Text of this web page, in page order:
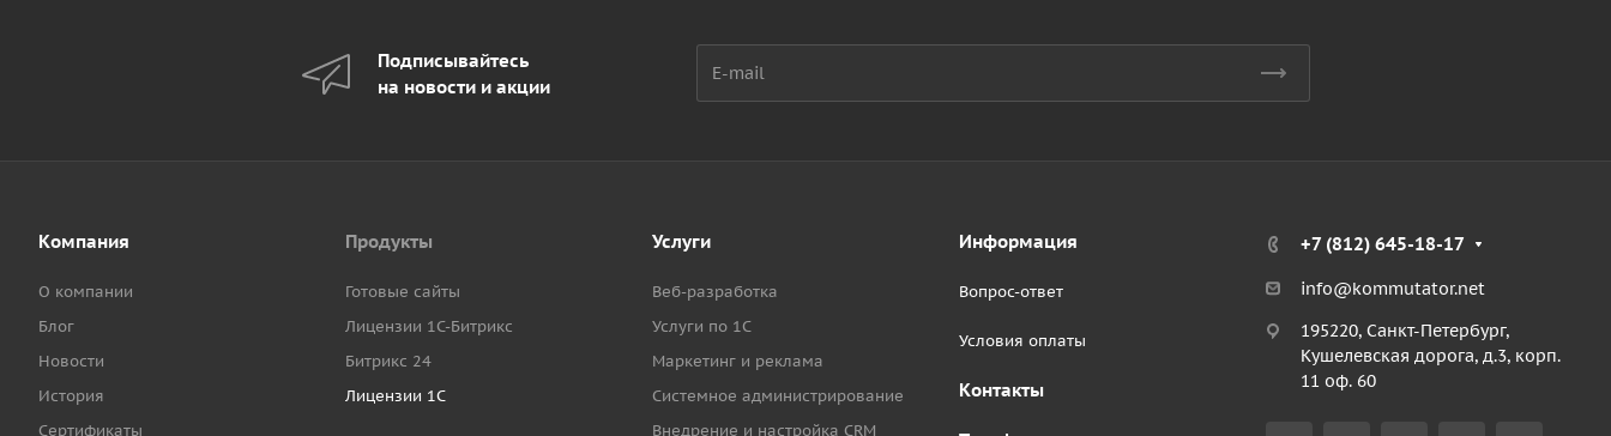
Подписывайтесь
на новости и акции
Компания
О компании
Блог
Новости
История
Сертификаты
Продукты
Готовые сайты
Лицензии 1С-Битрикс
Битрикс 24
Лицензии 1С
Услуги
Веб-разработка
Услуги по 1С
Маркетинг и реклама
Системное администрирование
Внедрение и настройка CRM
Информация
Вопрос-ответ
Условия оплаты
Контакты
+7 (812) 645-18-17
info@kommutator.net
195220, Санкт-Петербург,
Кушелевская дорога, д.3, корп.
11 оф. 60